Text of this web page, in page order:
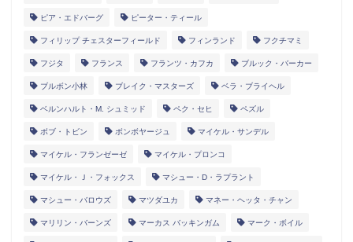
ピア・エドバーグ ピーター・ティール
フィリップ チェスターフィールド フィンランド フクチマミ
フジタ フランス フランツ・カフカ ブルック・バーカー
ブルボン小林 ブレイク・マスターズ ベラ・ブライヘル
ベルンハルト・M. シュミッド ペク・セヒ ペズル
ボブ・トビン ボンボヤージュ マイケル・サンデル
マイケル・フランゼーゼ マイケル・プロンコ
マイケル・Ｊ・フォックス マシュー・D・ラプラント
マシュー・バロウズ マツダユカ マネー・ヘッタ・チャン
マリリン・バーンズ マーカス バッキンガム マーク・ボイル